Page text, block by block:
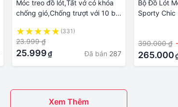
Móc treo đồ lót,Tất vớ có khóa
chống gió,Chống trượt với 10 bộ
quần áo
(331)
23.999 ₫
25.999₫ Đã bán 287
Bộ Đồ Lót
Sporty Chic
390.000 ₫
265.000
Xem Thêm